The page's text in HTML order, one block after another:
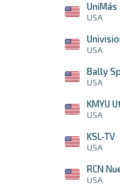
UniMás
USA
USA
Bally
USA
KMYU
USA
KSL-TV
USA
RCN
USA